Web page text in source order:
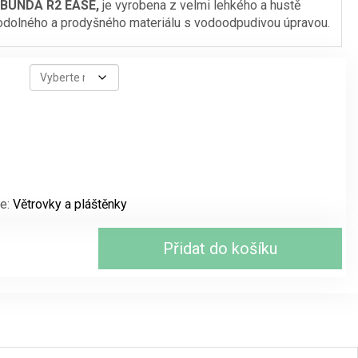
je:
999 Kč.
R2 EASE, je vyrobena z velmi lehkého a hustě
a prodyšného materiálu s vodoodpudivou úpravou.
Větrovky a pláštěnky
Přidat do košíku